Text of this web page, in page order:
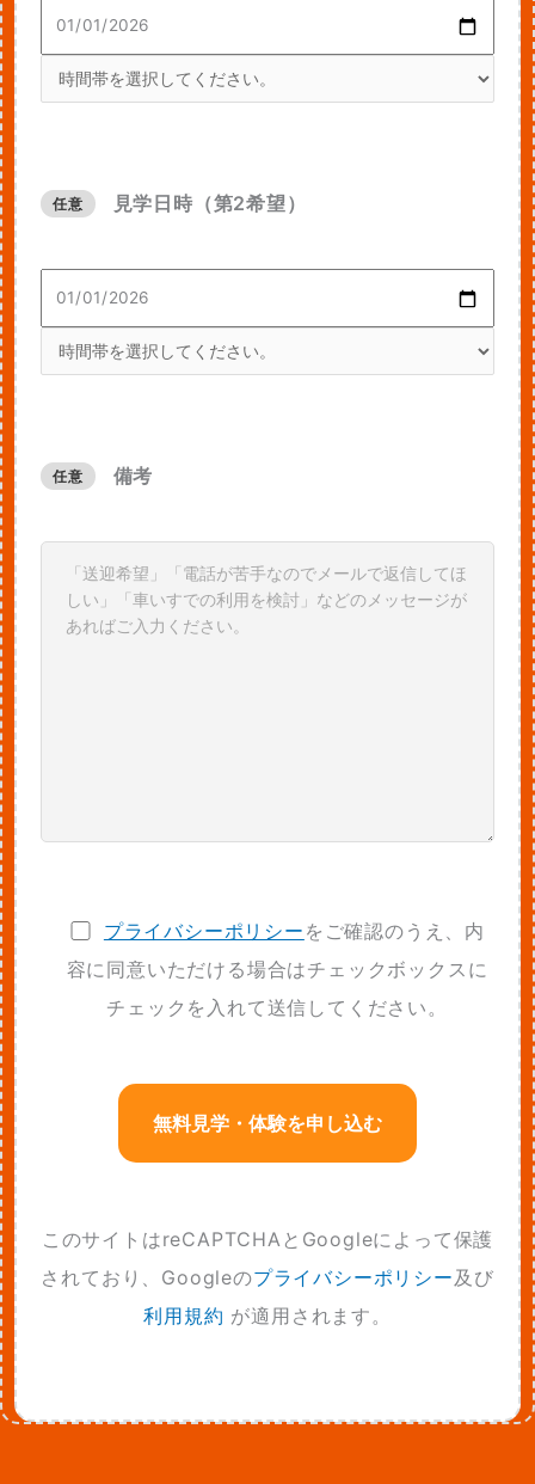
任意 見学日時（第2希望）
任意 備考
プライバシーポリシー をご確認のうえ、内
容に同意いただける場合はチェックボックスに
チェックを入れて送信してください。
このサイトはreCAPTCHAとGoogleによって保護
されており、Googleのプライバシーポリシー及び
利用規約 が適用されます。